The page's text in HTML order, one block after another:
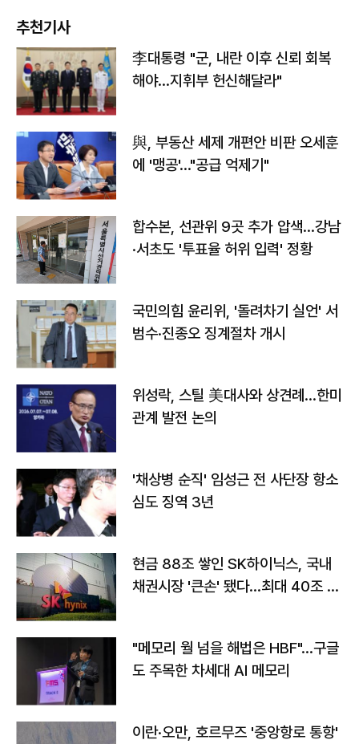
추천기사
李대통령 "군, 내란 이후 신뢰 회복
해야…지휘부 헌신해달라"
與, 부동산 세제 개편안 비판 오세훈
에 '맹공'…"공급 억제기"
합수본, 선관위 9곳 추가 압색…강남
·서초도 '투표율 허위 입력' 정황
국민의힘 윤리위, '돌려차기 실언' 서
범수·진종오 징계절차 개시
위성락, 스틸 美대사와 상견례…한미
관계 발전 논의
'채상병 순직' 임성근 전 사단장 항소
심도 징역 3년
현금 88조 쌓인 SK하이닉스, 국내
채권시장 '큰손' 됐다…최대 40조 투
"메모리 월 넘을 해법은 HBF"…구글
도 주목한 차세대 AI 메모리
이란·오만, 호르무즈 '중앙항로 통항'